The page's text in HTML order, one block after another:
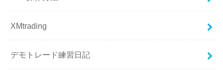
XMtrading
デモトレード練習日記